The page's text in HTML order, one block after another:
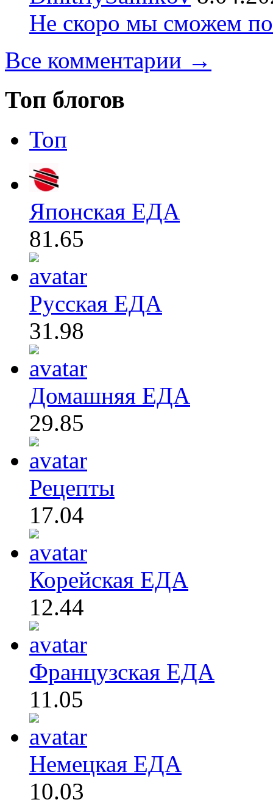
Не скоро мы сможем
Все комментарии →
Топ блогов
Топ
Японская ЕДА
81.65
Русская ЕДА
31.98
Домашняя ЕДА
29.85
Рецепты
17.04
Корейская ЕДА
12.44
Французская ЕДА
11.05
Немецкая ЕДА
10.03